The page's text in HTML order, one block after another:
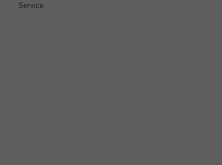
Service